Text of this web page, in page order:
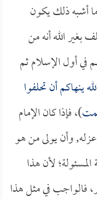
أشبه ذلك يكون
بغير الله أنه من
في أول الإسلام ثم
ينهاكم أن تحلفوا
)، فإذا كان الإمام
وأن يولى من هو
لأن هذا
فالواجب في مثل هذا